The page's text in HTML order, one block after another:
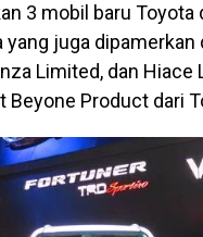
3 mobil baru
juga dipamerkan
Limited, dan
Product dari